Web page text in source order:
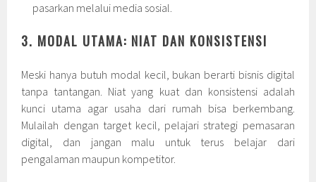
pasarkan melalui media sosial.
3. MODAL UTAMA: NIAT DAN KONSISTENSI
Meski hanya butuh modal kecil, bukan berarti bisnis digital
tanpa tantangan. Niat yang kuat dan konsistensi adalah
kunci utama agar usaha dari rumah bisa berkembang.
Mulailah dengan target kecil, pelajari strategi pemasaran
digital, dan jangan malu untuk terus belajar dari
pengalaman maupun kompetitor.